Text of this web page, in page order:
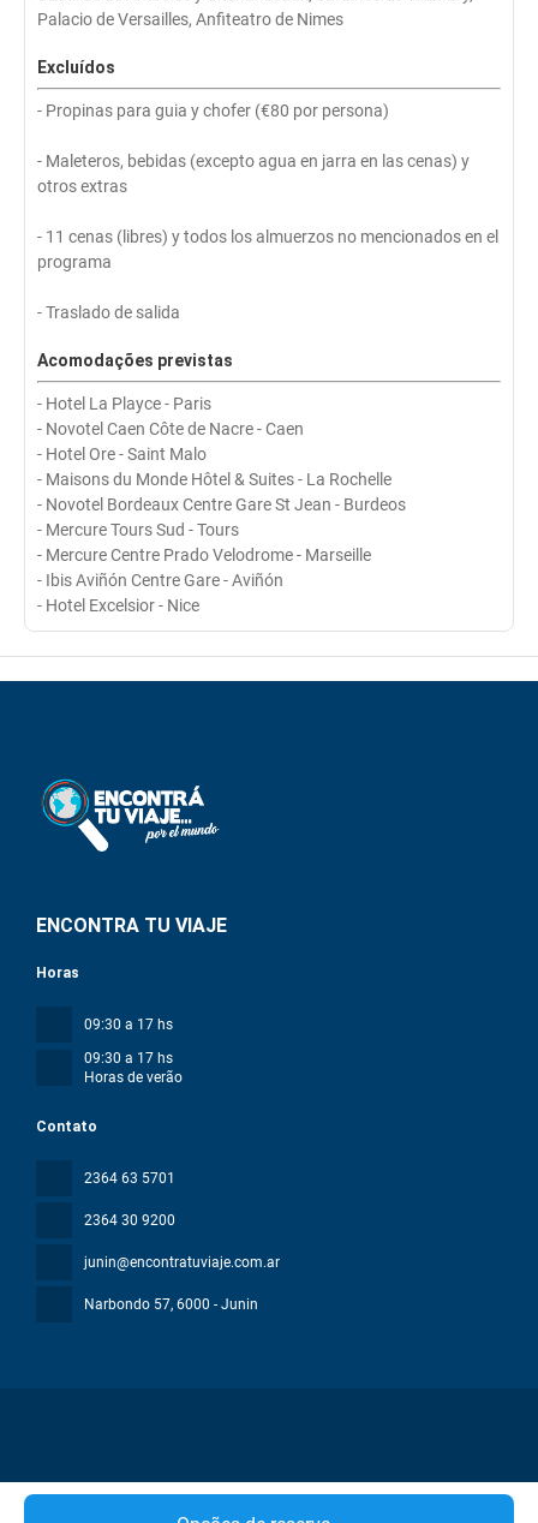
Palacio de Versailles, Anfiteatro de Nimes
Excluídos
- Propinas para guia y chofer (€80 por persona)
- Maleteros, bebidas (excepto agua en jarra en las cenas) y
otros extras
- 11 cenas (libres) y todos los almuerzos no mencionados en el
programa
- Traslado de salida
Acomodações previstas
- Hotel La Playce - Paris
- Novotel Caen Côte de Nacre - Caen
- Hotel Ore - Saint Malo
- Maisons du Monde Hôtel & Suites - La Rochelle
- Novotel Bordeaux Centre Gare St Jean - Burdeos
- Mercure Tours Sud - Tours
- Mercure Centre Prado Velodrome - Marseille
- Ibis Aviñón Centre Gare - Aviñón
- Hotel Excelsior - Nice
ENCONTRA TU VIAJE
Contato
2364 63 5701
2364 30 9200
junin@encontratuviaje.com.ar
Narbondo 57, 6000 - Junin
Horas
09:30 a 17 hs
09:30 a 17 hs
Horas de verão